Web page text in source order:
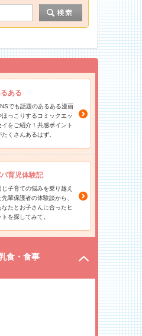
ある
でも話題のあるある漫画
ほっこりするコミックエッ
イをご紹介！共感ポイント
たくさんあるはず。
育児体験記
じ子育ての悩みを乗り越え
先輩保護者の体験談から、
なたとお子さんに合ったヒ
トを探してみて。
食・食事